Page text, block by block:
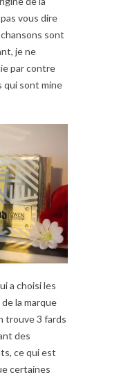
vous dire
sont
je ne
par contre
qui sont mine
a choisi les
la marque
trouve 3 fards
des
ce qui est
certaines